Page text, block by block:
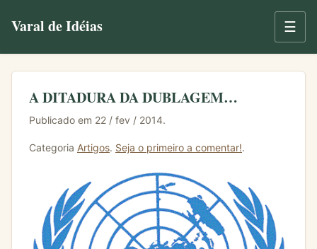
Varal de Idéias ☰
A DITADURA DA DUBLAGEM…
Publicado em 22 / fev / 2014.
Categoria Artigos. Seja o primeiro a comentar!.